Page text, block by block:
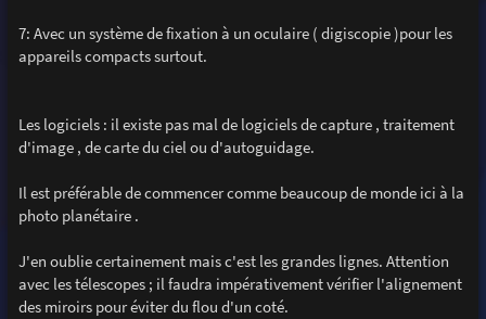
7: Avec un système de fixation à un oculaire ( digiscopie )pour les
appareils compacts surtout.
Les logiciels : il existe pas mal de logiciels de capture , traitement
d'image , de carte du ciel ou d'autoguidage.
Il est préférable de commencer comme beaucoup de monde ici à la
photo planétaire .
J'en oublie certainement mais c'est les grandes lignes. Attention
avec les télescopes ; il faudra impérativement vérifier l'alignement
des miroirs pour éviter du flou d'un coté.